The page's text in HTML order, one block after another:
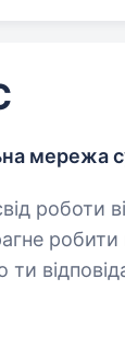
мережа
року. Привіт! Ми —
ти